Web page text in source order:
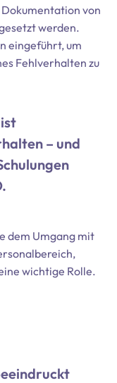
von
werden.
eingeführt, um
Fehlverhalten zu
– und
dem Umgang mit
wichtige Rolle.